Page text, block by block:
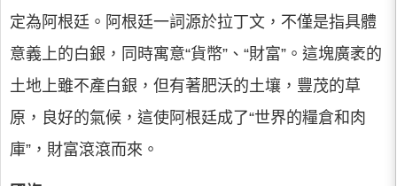
定為阿根廷。阿根廷一詞源於拉丁文，不僅是指具體
意義上的白銀，同時寓意“貨幣”、“財富”。這塊廣袤的
土地上雖不產白銀，但有著肥沃的土壤，豐茂的草
原，良好的氣候，這使阿根廷成了“世界的糧倉和肉
庫”，財富滾滾而來。